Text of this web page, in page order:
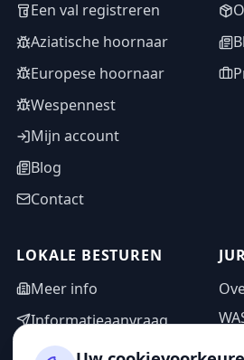
Een val registreren
Aziatische hoornaar
Europese hoornaar
Wespennest
Mijn account
Blog
Contact
LOKALE BESTUREN
Meer info
Informatieaanvraag
Adminzone